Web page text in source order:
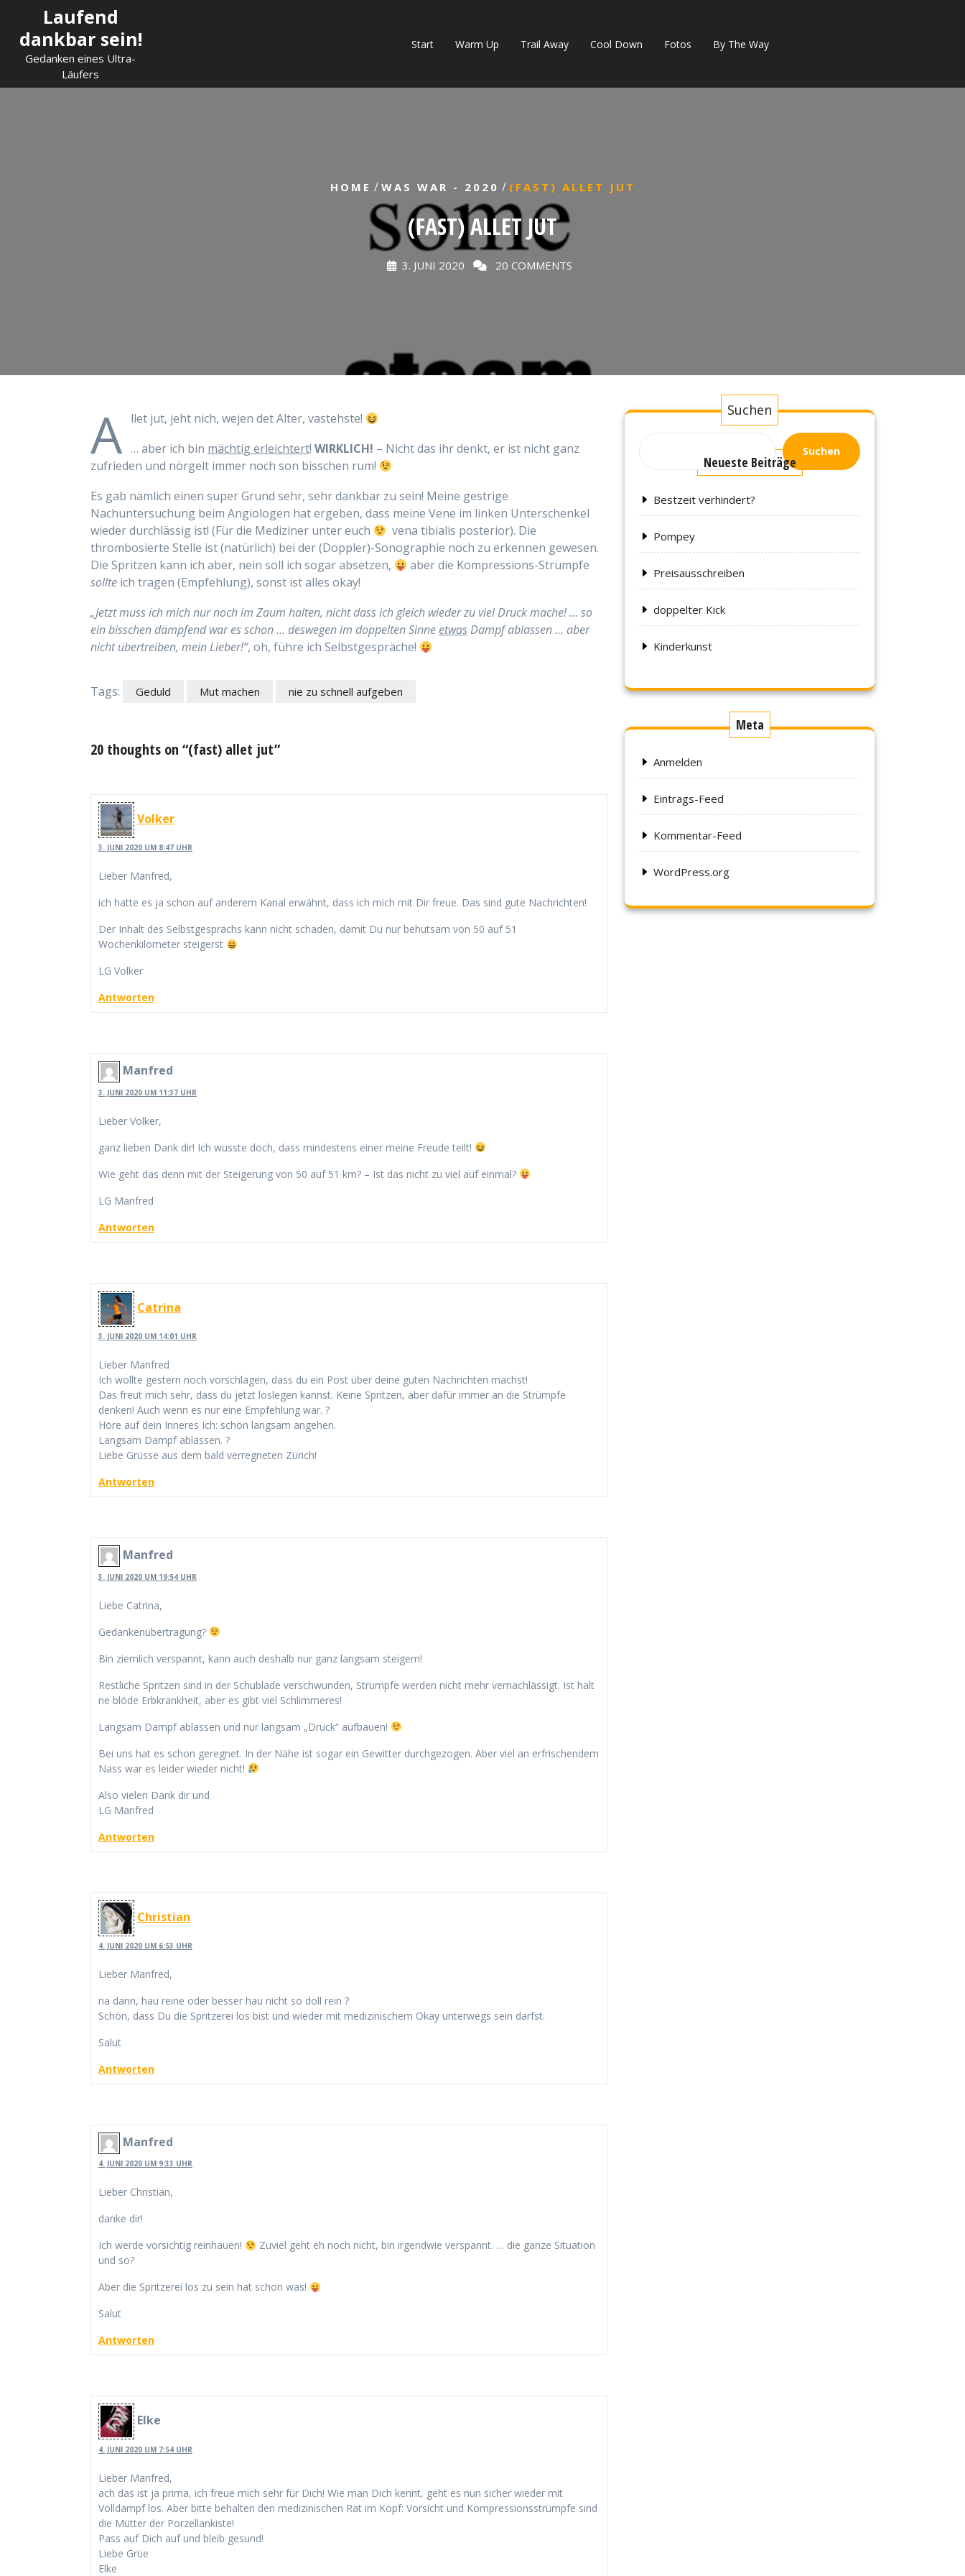
content
Laufend
dankbar sein!
Gedanken eines Ultra-
Läufers
Start Warm Up Trail Away Cool Down Fotos By The Way
HOME / WAS WAR - 2020 / (FAST) ALLET JUT
(FAST) ALLET JUT
3. JUNI 2020 20 COMMENTS
A llet jut, jeht nich, wejen det Alter, vastehste!
… aber ich bin mächtig erleichtert! WIRKLICH! – Nicht das ihr denkt, er ist nicht ganz
zufrieden und nörgelt immer noch son bisschen rum!
Es gab nämlich einen super Grund sehr, sehr dankbar zu sein! Meine gestrige
Nachuntersuchung beim Angiologen hat ergeben, dass meine Vene im linken Unterschenkel
wieder durchlässig ist! (Für die Mediziner unter euch
vena tibialis posterior). Die
thrombosierte Stelle ist (natürlich) bei der (Doppler)-Sonographie noch zu erkennen gewesen.
Die Spritzen kann ich aber, nein soll ich sogar absetzen,
aber die Kompressions-Strümpfe
sollte ich tragen (Empfehlung), sonst ist alles okay!
„Jetzt muss ich mich nur noch im Zaum halten, nicht dass ich gleich wieder zu viel Druck mache! … so
ein bisschen dämpfend war es schon … deswegen im doppelten SinneetwasDampf ablassen … aber
nicht übertreiben, mein Lieber!“, oh, führe ich Selbstgespräche!
Tags: Geduld Mut machen nie zu schnell aufgeben
20 thoughts on “(fast) allet jut”
Volker
3. JUNI 2020 UM 8:47 UHR
Lieber Manfred,
ich hatte es ja schon auf anderem Kanal erwähnt, dass ich mich mit Dir freue. Das sind gute Nachrichten!
Der Inhalt des Selbstgesprächs kann nicht schaden, damit Du nur behutsam von 50 auf 51
Wochenkilometer steigerst
LG Volker
Antworten
Manfred
3. JUNI 2020 UM 11:37 UHR
Lieber Volker,
ganz lieben Dank dir! Ich wusste doch, dass mindestens einer meine Freude teilt!
Wie geht das denn mit der Steigerung von 50 auf 51 km? – Ist das nicht zu viel auf einmal?
LG Manfred
Antworten
Catrina
3. JUNI 2020 UM 14:01 UHR
Lieber Manfred
Ich wollte gestern noch vorschlagen, dass du ein Post über deine guten Nachrichten machst!
Das freut mich sehr, dass du jetzt loslegen kannst. Keine Spritzen, aber dafür immer an die Strümpfe
denken! Auch wenn es nur eine Empfehlung war. ?
Höre auf dein Inneres Ich: schön langsam angehen.
Langsam Dampf ablassen. ?
Liebe Grüsse aus dem bald verregneten Zürich!
Antworten
Manfred
3. JUNI 2020 UM 19:54 UHR
Liebe Catrina,
Gedankenübertragung?
Bin ziemlich verspannt, kann auch deshalb nur ganz langsam steigern!
Restliche Spritzen sind in der Schublade verschwunden, Strümpfe werden nicht mehr vernachlässigt. Ist halt
ne blöde Erbkrankheit, aber es gibt viel Schlimmeres!
Langsam Dampf ablassen und nur langsam „Druck“ aufbauen!
Bei uns hat es schon geregnet. In der Nähe ist sogar ein Gewitter durchgezogen. Aber viel an erfrischendem
Nass war es leider wieder nicht!
Also vielen Dank dir und
LG Manfred
Antworten
Christian
4. JUNI 2020 UM 6:53 UHR
Lieber Manfred,
na dann, hau reine oder besser hau nicht so doll rein ?
Schön, dass Du die Spritzerei los bist und wieder mit medizinischem Okay unterwegs sein darfst.
Salut
Antworten
Manfred
4. JUNI 2020 UM 9:33 UHR
Lieber Christian,
danke dir!
Ich werde vorsichtig reinhauen!
Zuviel geht eh noch nicht, bin irgendwie verspannt. … die ganze Situation
und so?
Aber die Spritzerei los zu sein hat schon was!
Salut
Antworten
Elke
4. JUNI 2020 UM 7:54 UHR
Lieber Manfred,
ach das ist ja prima, ich freue mich sehr für Dich! Wie man Dich kennt, geht es nun sicher wieder mit
Volldampf los. Aber bitte behalten den medizinischen Rat im Kopf: Vorsicht und Kompressionsstrümpfe sind
die Mütter der Porzellankiste!
Pass auf Dich auf und bleib gesund!
Liebe Grüe
Elke
Suchen
Suchen
Neueste Beiträge
Bestzeit verhindert?
Pompey
Preisausschreiben
doppelter Kick
Kinderkunst
Meta
Anmelden
Eintrags-Feed
Kommentar-Feed
WordPress.org